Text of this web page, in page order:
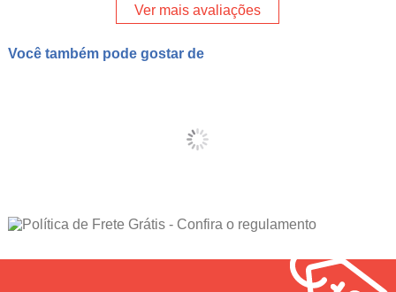
Ver mais avaliações
Você também pode gostar de